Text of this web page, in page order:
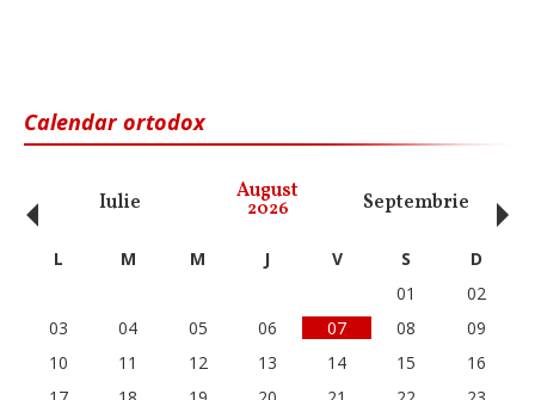
Calendar ortodox
Iulie August
2026 Septembrie
‹ L M M J V S
D
01
02
03
04 05 06 07 08
09
10
11 12 13 14 15
16